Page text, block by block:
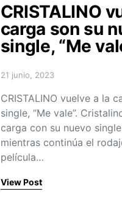
CRISTALINO
carga son su
single, “Me
Posted on
21 junio, 2023
CRISTALINO vuelve a la
single, “Me vale”.
carga con su nuevo single
mientras continúa el
película…
View Post